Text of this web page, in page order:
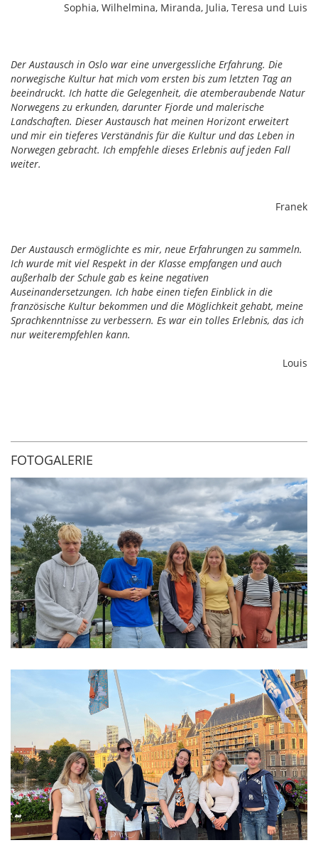
Sophia, Wilhelmina, Miranda, Julia, Teresa und Luis
Der Austausch in Oslo war eine unvergessliche Erfahrung. Die
norwegische Kultur hat mich vom ersten bis zum letzten Tag an
beeindruckt. Ich hatte die Gelegenheit, die atemberaubende Natur
Norwegens zu erkunden, darunter Fjorde und malerische
Landschaften. Dieser Austausch hat meinen Horizont erweitert
und mir ein tieferes Verständnis für die Kultur und das Leben in
Norwegen gebracht. Ich empfehle dieses Erlebnis auf jeden Fall
weiter.
Franek
Der Austausch ermöglichte es mir, neue Erfahrungen zu sammeln.
Ich wurde mit viel Respekt in der Klasse empfangen und auch
außerhalb der Schule gab es keine negativen
Auseinandersetzungen. Ich habe einen tiefen Einblick in die
französische Kultur bekommen und die Möglichkeit gehabt, meine
Sprachkenntnisse zu verbessern. Es war ein tolles Erlebnis, das ich
nur weiterempfehlen kann.
Louis
FOTOGALERIE